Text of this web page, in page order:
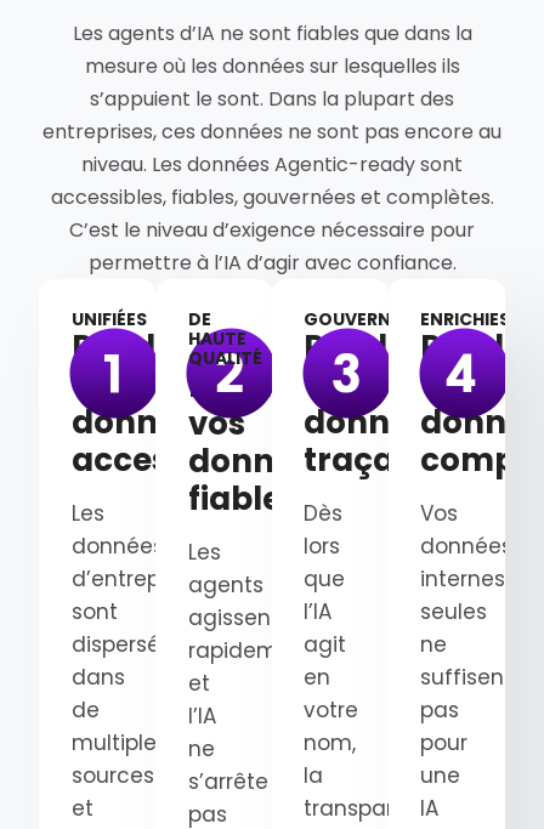
Les agents d’IA ne sont fiables que dans la
mesure où les données sur lesquelles ils
s’appuient le sont. Dans la plupart des
entreprises, ces données ne sont pas encore au
niveau. Les données Agentic-ready sont
accessibles, fiables, gouvernées et complètes.
C’est le niveau d’exigence nécessaire pour
permettre à l’IA d’agir avec confiance.
UNIFIÉES
Rendez
vos
données
accessibles
Les
données
d’entreprise
sont
dispersées
dans
de
multiples
sources
et
DE
HAUTE
QUALITÉ
Rendez
vos
données
fiables
Les
agents
agissent
rapidement
et
l’IA
ne
s’arrête
pas
GOUVERNÉES
Rendez
vos
données
traçables
Dès
lors
que
l’IA
agit
en
votre
nom,
la
transparence
ENRICHIES
Rendez
vos
Vos
données
internes
seules
ne
suffisent
pas
pour
une
IA